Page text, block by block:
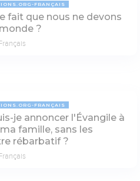
FRANÇAIS
fait que nous ne devons
?
FRANÇAIS
je annoncer l'Évangile à
famille, sans les
rébarbatif ?